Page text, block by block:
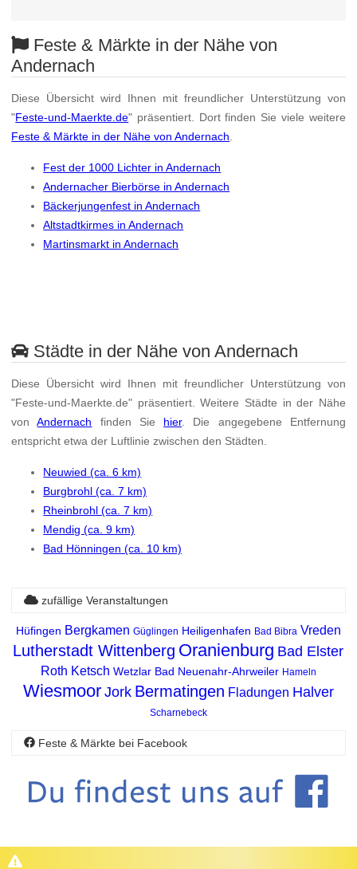
Feste & Märkte in der Nähe von
Andernach
Diese Übersicht wird Ihnen mit freundlicher Unterstützung von
"Feste-und-Maerkte.de" präsentiert. Dort finden Sie viele weitere
Feste & Märkte in der Nähe von Andernach.
Fest der 1000 Lichter in Andernach
Andernacher Bierbörse in Andernach
Bäckerjungenfest in Andernach
Altstadtkirmes in Andernach
Martinsmarkt in Andernach
Städte in der Nähe von Andernach
Diese Übersicht wird Ihnen mit freundlicher Unterstützung von
"Feste-und-Maerkte.de" präsentiert. Weitere Städte in der Nähe
vonAndernach finden Sie hier. Die angegebene Entfernung
entspricht etwa der Luftlinie zwischen den Städten.
Neuwied (ca. 6 km)
Burgbrohl (ca. 7 km)
Rheinbrohl (ca. 7 km)
Mendig (ca. 9 km)
Bad Hönningen (ca. 10 km)
zufällige Veranstaltungen
Hüfingen Bergkamen Güglingen Heiligenhafen Bad Bibra Vreden
Lutherstadt Wittenberg Oranienburg Bad Elster
Roth Ketsch Wetzlar Bad Neuenahr-Ahrweiler Hameln
Wiesmoor Jork Bermatingen Fladungen Halver
Scharnebeck
Feste & Märkte bei Facebook